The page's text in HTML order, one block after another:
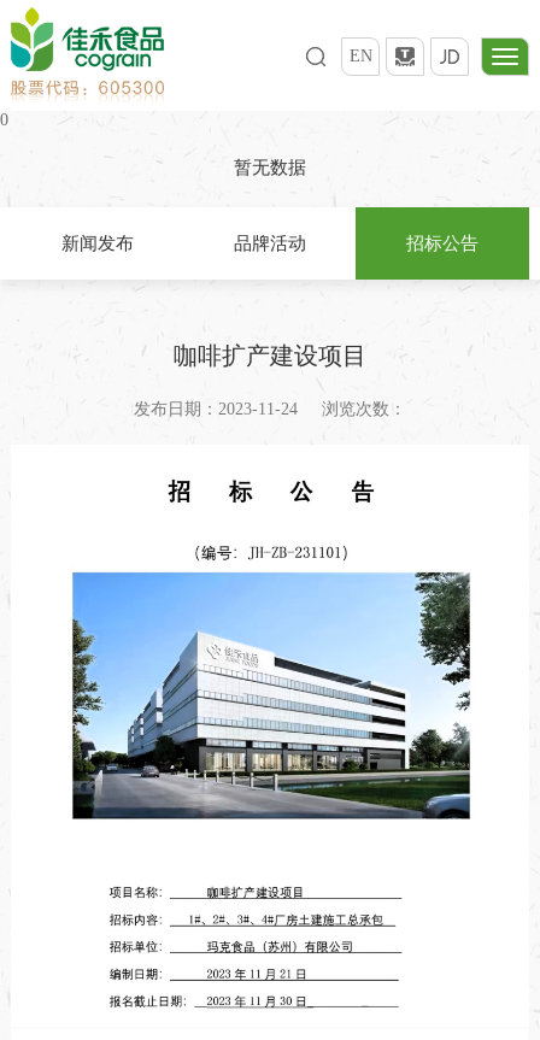
EN
0
暂无数据
新闻发布 品牌活动 招标公告
咖啡扩产建设项目
发布日期：2023-11-24 浏览次数：